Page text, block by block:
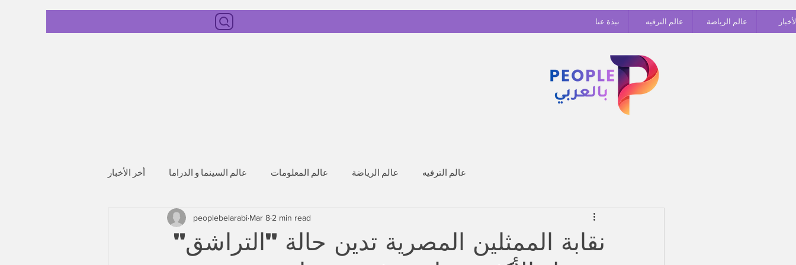
عالم الرياضة عالم الترفيه نبذة عنا
أخر الأخبار عالم السينما و الدراما عالم المعلومات عالم الرياضة عالم الترفيه
نقابة الممثلين المصرية تدين حالة "التراشق"
peoplebelarabi Mar 8 2 min read